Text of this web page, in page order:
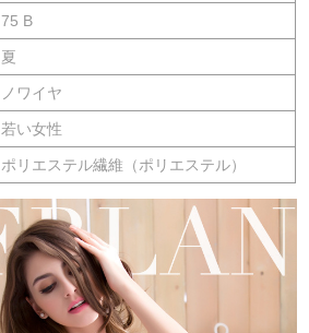
75 B
夏
ノワイヤ
若い女性
ポリエステル繊維（ポリエステル）